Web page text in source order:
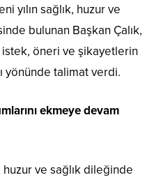
yılın sağlık, huzur ve
bulunan Başkan Çalık,
öneri ve şikayetlerin
yönünde talimat verdi.
ekmeye devam
ve sağlık dileğinde